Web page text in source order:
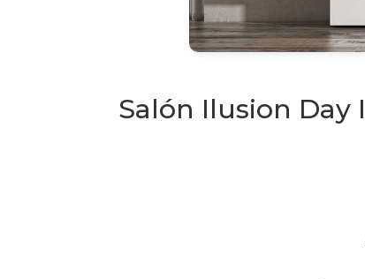
Salón Ilusion Day